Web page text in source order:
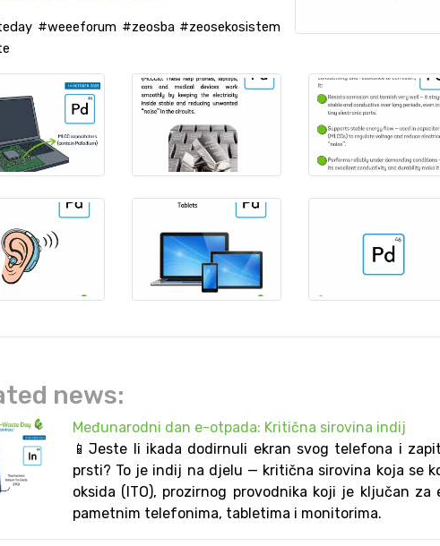
#weeeforum #zeosba #zeosekosistem
news:
Međunarodni dan e-otpada: Kritična sirovina indij
📱Jeste li ikada dodirnuli ekran svog telefona i
prsti? To je indij na djelu — kritična sirovina koja se
oksida (ITO), prozirnog provodnika koji je ključan
pametnim telefonima, tabletima i monitorima.